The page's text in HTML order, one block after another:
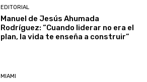
EDITORIAL
Manuel de Jesús Ahumada
Rodríguez: “Cuando liderar no era el
plan, la vida te enseña a construir”
MIAMI